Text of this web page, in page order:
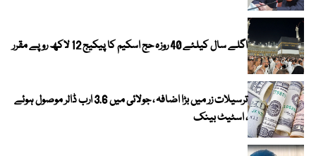
اگلے سال کیلئے 40 روزہ حج اسکیم کا پیکیج 12 لاکھ روپے مقرر
ترسیلات زر میں بڑا اضافہ ، جولائی میں 3.6 ارب ڈالر موصول ہوئے
، اسٹیٹ بینک